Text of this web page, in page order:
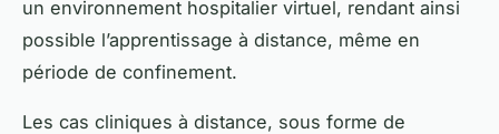
un environnement hospitalier virtuel, rendant ainsi
possible l’apprentissage à distance, même en
période de confinement.
Les cas cliniques à distance, sous forme de